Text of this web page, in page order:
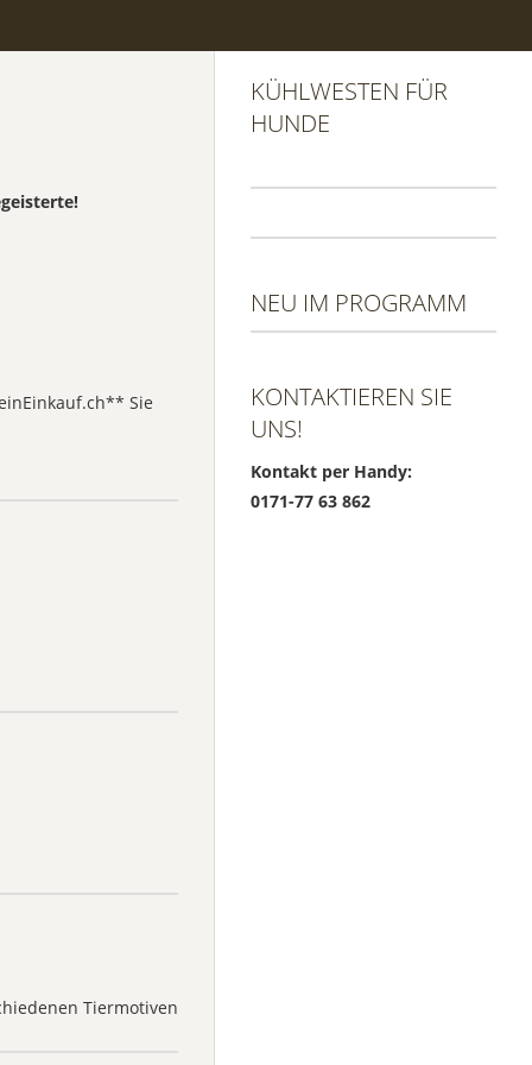
Sie
Tiermotiven
KÜHLWESTEN FÜR
HUNDE
NEU IM PROGRAMM
KONTAKTIEREN SIE
UNS!
Kontakt per Handy:
0171-77 63 862